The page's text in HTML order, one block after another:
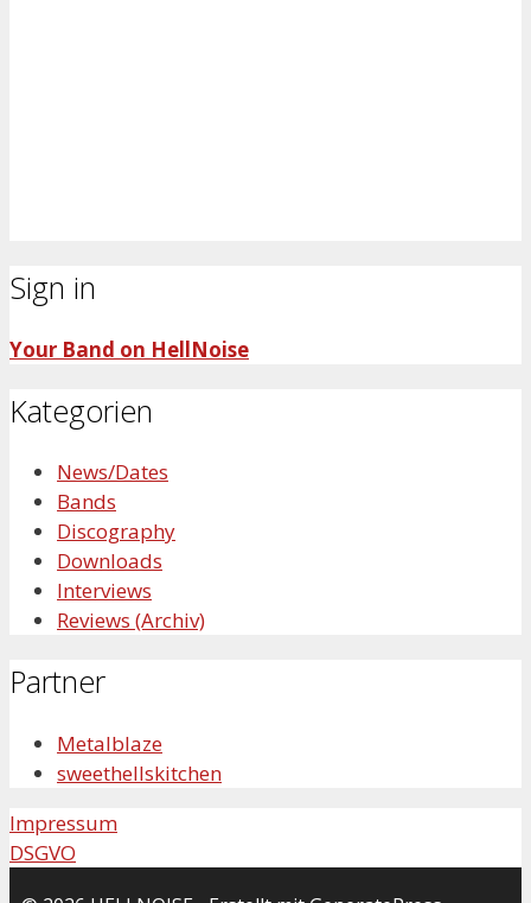
Sign in
Your Band on HellNoise
Kategorien
News/Dates
Bands
Discography
Downloads
Interviews
Reviews (Archiv)
Partner
Metalblaze
sweethellskitchen
Impressum
DSGVO